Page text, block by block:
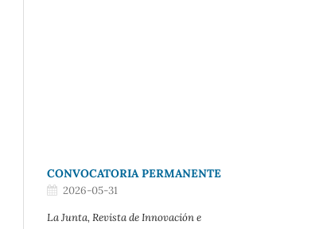
CONVOCATORIA PERMANENTE
2026-05-31
La Junta, Revista de Innovación e